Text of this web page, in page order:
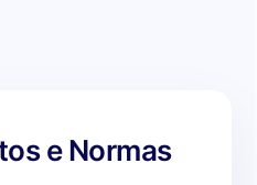
e Normas